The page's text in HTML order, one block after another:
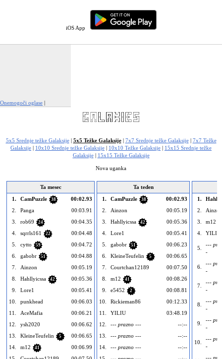
iOS App
Onemogoči oglase |
5x5 Srednje težke Galaksije| 5x5 Težke Galaksije| 7x7 Srednje težke Galaksije| 7x7 Težke
Galaksije | 10x10 Srednje težke Galaksije | 10x10 Težke Galaksije | 15x15 Srednje težke
Galaksije| 15x15 Težke Galaksije
Nova uganka
Ta mesec
1.
CamPuzzle 38
00:02.93
2.
Panga
00:03.91
3.
rob69 24
00:04.35
4.
sqrrls161 22
00:04.48
5.
cytto 59
00:04.72
6.
gabobr 51
00:04.88
7.
Ainzon
00:05.19
8.
Hahllyicssa 42
00:05.36
9.
Lore1
00:05.41
10.
punkhead
00:06.03
11.
AceMafia
00:06.21
12.
ysh2020
00:06.62
13.
KleineTeufelin 5
00:06.65
14.
m12 41
00:06.99
Ta teden
1.
CamPuzzle 38
00:02.93
2.
Ainzon
00:05.19
3.
Hahllyicssa 42
00:05.36
4.
Lore1
00:05.41
5.
gabobr 51
00:06.23
6.
KleineTeufelin 5
00:06.65
7.
Courtchan12189
00:07.50
8.
m12 41
00:08.26
9.
e5452 2
00:08.81
10.
Rickieman86
00:12.33
11.
YILIU
03:48.19
12.
--- prazno ---
--:--
13.
--- prazno ---
--:--
14.
--- prazno ---
--:--
1.
2.
Ainzon
3.
m12
4. YILIU
5.
---
-
6.
---
-
7.
---
-
8.
---
-
9.
---
-
10.
---
-
---